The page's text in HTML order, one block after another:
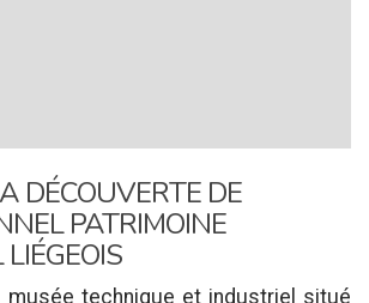
DÉCOUVERTE DE
PATRIMOINE
musée technique et industriel situé